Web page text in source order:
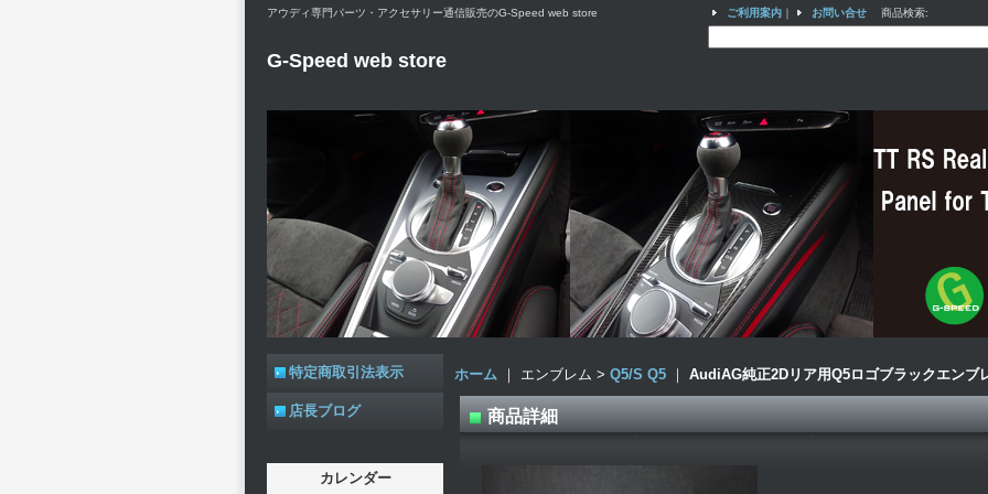
アウディ専門パーツ・アクセサリー通信販売のG-Speed web store
G-Speed web store
ご利用案内 ｜ お問い合せ 商品検索:
特定商取引法表示
店長ブログ
カレンダー
ホーム ｜ エンブレム > Q5/S Q5 ｜ AudiAG純正2Dリア用Q5ロゴブラックエンブ
商品詳細